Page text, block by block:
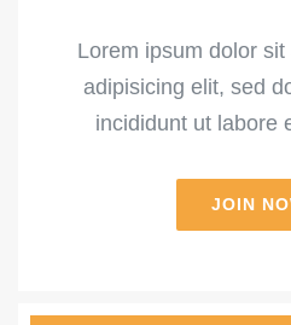
Lorem ipsum dolor
adipisicing elit, sed
incididunt ut labore
JOIN